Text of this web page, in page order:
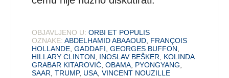
OBJAVLJENO U: ORBI ET POPULIS
OZNAKE: ABDELHAMID ABAAOUD FRANÇOIS
HOLLANDE ,GADDAFI ,GEORGES BUFFON
HILLARY CLINTON
INOSLAV BEŠKER
KOLINDA
GRABAR KITAROVIĆ ,OBAMA PYONGYANG
SAAR ,TRUMP, USA ,VINCENT NOUZILLE